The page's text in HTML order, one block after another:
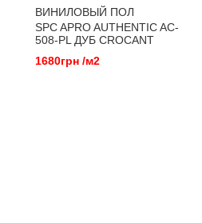
ВИНИЛОВЫЙ ПОЛ
SPC APRO AUTHENTIC AC-
508-PL ДУБ CROCANT
1680грн /м2